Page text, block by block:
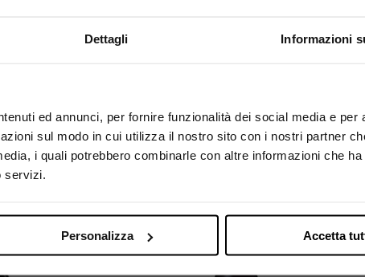
Dettagli Informazioni
ed annunci, per fornire funzionalità dei social media e per
sul modo in cui utilizza il nostro sito con i nostri partner
i quali potrebbero combinarle con altre informazioni che
servizi.
Personalizza Accetta
13,80 €
un 10% di sconto sul tuo primo ordine!
Si, sono maggiorenne.